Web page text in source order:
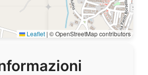
Leaflet | © OpenStreetMap contributors